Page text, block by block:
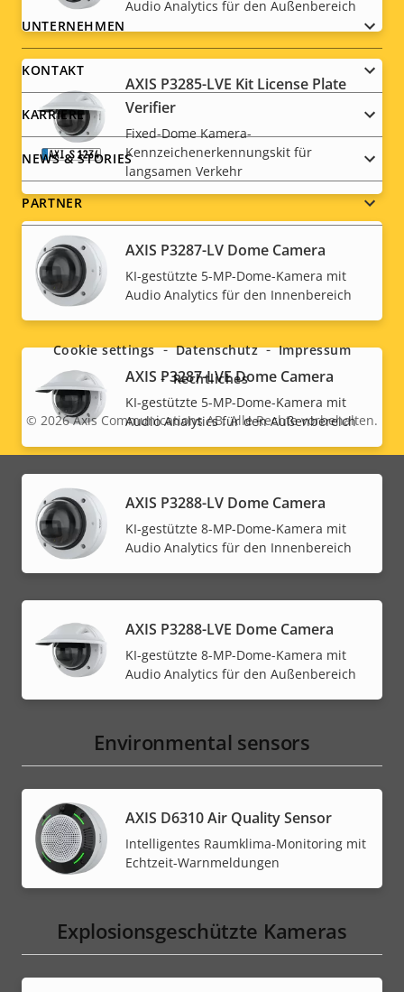
Audio Analytics für den Außenbereich
AXIS P3285-LVE Kit License Plate
Verifier
Fixed-Dome Kamera-
Kennzeichenerkennungskit für
langsamen Verkehr
AXIS P3287-LV Dome Camera
KI-gestützte 5-MP-Dome-Kamera mit
Audio Analytics für den Innenbereich
AXIS P3287-LVE Dome Camera
KI-gestützte 5-MP-Dome-Kamera mit
Audio Analytics für den Außenbereich
AXIS P3288-LV Dome Camera
KI-gestützte 8-MP-Dome-Kamera mit
Audio Analytics für den Innenbereich
AXIS P3288-LVE Dome Camera
KI-gestützte 8-MP-Dome-Kamera mit
Audio Analytics für den Außenbereich
Environmental sensors
AXIS D6310 Air Quality Sensor
Intelligentes Raumklima-Monitoring mit
Echtzeit-Warnmeldungen
Explosionsgeschützte Kameras
Footer
menu
UNTERNEHMEN
KONTAKT
KARRIERE
NEWS & STORIES
PARTNER
Social
menu
Legal
menu
© 2026Axis Communications AB. Alle Rechte vorbehalten.
Cookie settings Datenschutz
Impressum
Rechtliches